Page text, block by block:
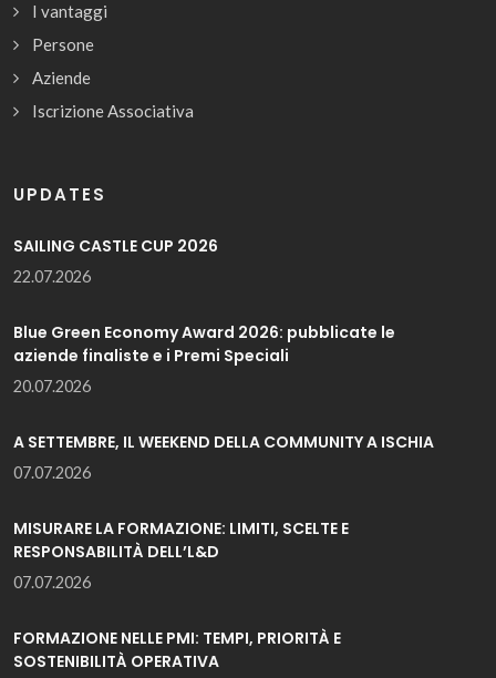
I vantaggi
Persone
Aziende
Iscrizione Associativa
UPDATES
SAILING CASTLE CUP 2026
22.07.2026
Blue Green Economy Award 2026: pubblicate le
aziende finaliste e i Premi Speciali
20.07.2026
A SETTEMBRE, IL WEEKEND DELLA COMMUNITY A ISCHIA
07.07.2026
MISURARE LA FORMAZIONE: LIMITI, SCELTE E
RESPONSABILITÀ DELL’L&D
07.07.2026
FORMAZIONE NELLE PMI: TEMPI, PRIORITÀ E
SOSTENIBILITÀ OPERATIVA